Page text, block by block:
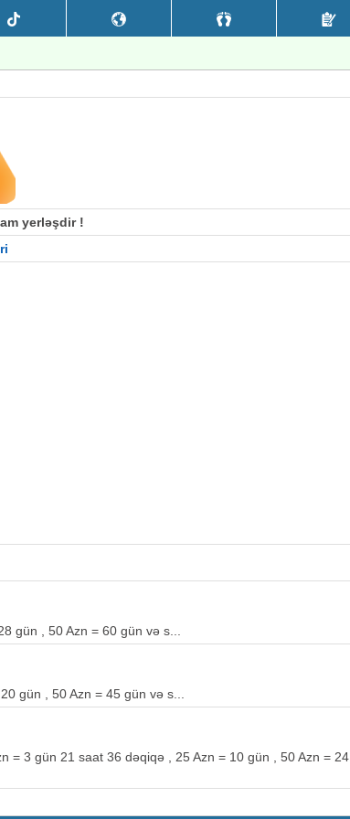
yerləşdir !
gün , 50 Azn = 60 gün və s...
gün , 50 Azn = 45 gün və s...
= 3 gün 21 saat 36 dəqiqə , 25 Azn = 10 gün , 50 Azn = 24